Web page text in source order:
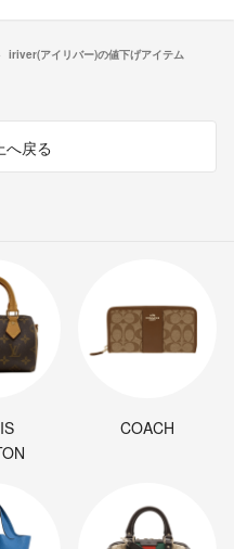
iriver(アイリバー)の値下げアイテム
へ戻る
COACH